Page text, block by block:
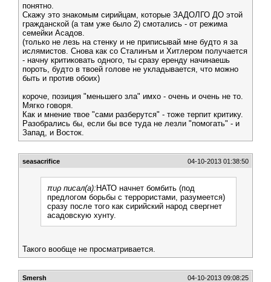
понятно.
Скажу это знакомым сирийцам, которые ЗАДОЛГО ДО этой
гражданской (а там уже было 2) смотались - от режима
семейки Асадов.
(только не лезь на стенку и не приписывай мне будто я за
ислямистов. Снова как со Сталинъм и Хитлером получается
- начну критиковать одного, ты сразу еренду начинаешь
пороть, будто в твоей голове не укладывается, что можно
быть и против обоих)
короче, позиция "меньшего зла" имхо - очень и очень не то.
Мягко говоря.
Как и мнение твое "сами разберутся" - тоже терпит критику.
Разобрались бы, если бы все туда не лезли "помогать" - и
Запад, и Восток.
seasacrifice 04-10-2013 01:38:50
πυρ писал(а): НАТО начнет бомбить (под
предлогом борьбы с террористами, разумеется)
сразу после того как сирийский народ свергнет
асадовскую хунту.
Такого вообще не просматривается.
Smersh 04-10-2013 09:08:25